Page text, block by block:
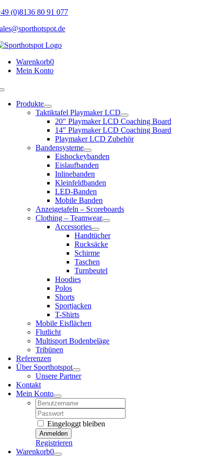
Skip
content
(0)8136 80 91 077
Warenkorb0
Mein Konto
Toggle
NavigationProdukte
Taktiktafel Playmaker LCD
20″ Playmaker LCD Coaching Board
14″ Playmaker LCD Coaching Board
Playmaker LCD Zubehör
Bandensysteme
Eishockeybanden
Eislaufbanden
Inlinebanden
Kleinfeldbanden
LED-Banden
Mobile Banden
Anzeigetafeln – Scoreboards
Clothing – Teamwear
Accessories
Handtücher
Rucksäcke
Schirme
Taschen
Turnbeutel
Hoodies
Polos
Shorts
Sportjacken
T-Shirts
Mobile Eisflächen
Flutlicht
Multisport Bodenbeläge
Tribünen
Referenzen
Über Sporthotspot
Unsere Partner
Kontakt
Mein Konto
Username:
Password:
Eingeloggt bleiben
Registrieren
Warenkorb0